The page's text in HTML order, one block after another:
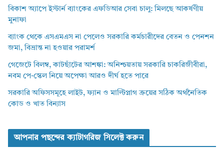
বিকাশ অ্যাপে ইস্টার্ন ব্যাংকের এফডিআর সেবা চালু: মিলছে আকর্ষণীয়
মুনাফা
ব্যাংক থেকে এসএমএস না পেলেও সরকারি কর্মচারীদের বেতন ও পেনশন
জমা, বিভ্রান্ত না হওয়ার পরামর্শ
গেজেটে বিলম্ব, কাটছাঁটের আশঙ্কা: অনিশ্চয়তায় সরকারি চাকরিজীবীরা,
নবম পে-স্কেল নিয়ে অপেক্ষা আরও দীর্ঘ হতে পারে
সরকারি অফিসসমূহে লাইট, ফ্যান ও মাল্টিপ্লাগ ক্রয়ের সঠিক অর্থনৈতিক
কোড ও খাত বিন্যাস
আপনার পছন্দের ক্যাটাগরিজ সিলেক্ট করুন